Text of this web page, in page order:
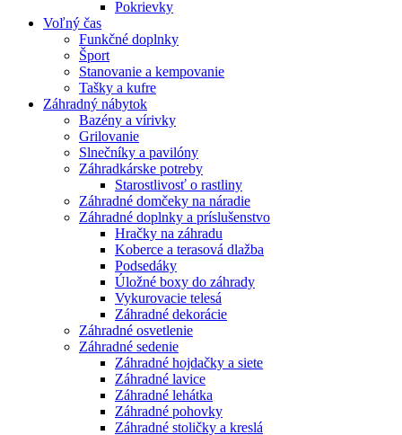
Pokrievky
Voľný čas
Funkčné doplnky
Šport
Stanovanie a kempovanie
Tašky a kufre
Záhradný nábytok
Bazény a vírivky
Grilovanie
Slnečníky a pavilóny
Záhradkárske potreby
Starostlivosť o rastliny
Záhradné domčeky na náradie
Záhradné doplnky a príslušenstvo
Hračky na záhradu
Koberce a terasová dlažba
Podsedáky
Úložné boxy do záhrady
Vykurovacie telesá
Záhradné dekorácie
Záhradné osvetlenie
Záhradné sedenie
Záhradné hojdačky a siete
Záhradné lavice
Záhradné lehátka
Záhradné pohovky
Záhradné stoličky a kreslá